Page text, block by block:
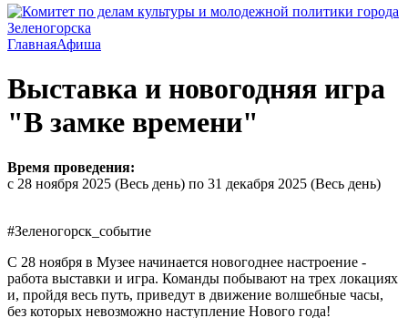
ГлавнаяАфиша
Выставка и новогодняя игра
"В замке времени"
Время проведения:
с 28 ноября 2025 (Весь день) по 31 декабря 2025 (Весь день)
#Зеленогорск_событие
С 28 ноября в Музее начинается новогоднее настроение -
работа выставки и игра. Команды побывают на трех локациях
и, пройдя весь путь, приведут в движение волшебные часы,
без которых невозможно наступление Нового года!